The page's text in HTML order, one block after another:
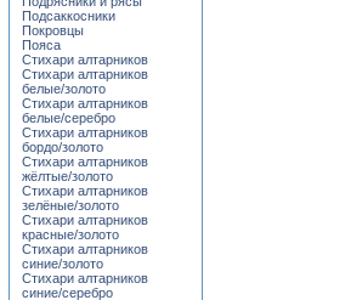
Подсаккосники
Покровцы
Пояса
Стихари алтарников
Стихари алтарников
белые/золото
Стихари алтарников
белые/серебро
Стихари алтарников
бордо/золото
Стихари алтарников
жёлтые/золото
Стихари алтарников
зелёные/золото
Стихари алтарников
красные/золото
Стихари алтарников
синие/золото
Стихари алтарников
синие/серебро